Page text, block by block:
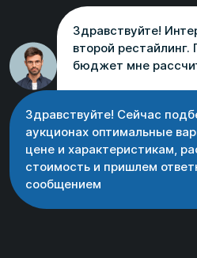
Здравствуйте!
второй
бюджет мне
Здравствуйте! Сейчас
аукционах оптимальные
цене и характеристикам,
стоимость и пришлем
сообщением